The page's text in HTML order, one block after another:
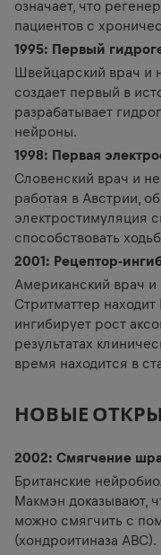
означает, что
пациентов с
1995: Первый
Швейцарский врач и
создает первый в
разрабатывает
нейроны.
1998: Первая
Словенский врач и
работая в Австрии,
электростимуляция
способствовать
2001: Рецептор-
Американский врач
Стритматтер
ингибирует рост
результатах
время находится в
НОВЫЕ
2002: Смягчение
Британские
Макмэн доказывают,
можно смягчить с
(хондроитиназа ABC).